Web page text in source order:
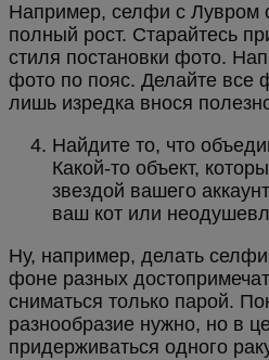
Например, селфи с Лувром
полный рост. Старайтесь
стиля постановки фото.
фото по пояс. Делайте все
лишь изредка внося
Найдите то, что
Какой-то объект,
звездой вашего
ваш кот или
Ну, например, делать
фоне разных
сниматься только парой.
разнообразие нужно, но в
придерживаться одного